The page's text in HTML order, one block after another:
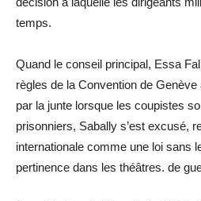
temps.
Quand le conseil principal, Essa
règles de la Convention de
par la junte lorsque les coupistes
prisonniers, Sabally s’est excusé,
internationale comme une loi sans
pertinence dans les théâtres. de